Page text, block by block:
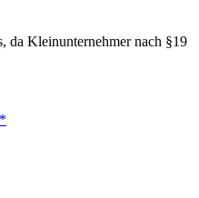
da Kleinunternehmer nach §19